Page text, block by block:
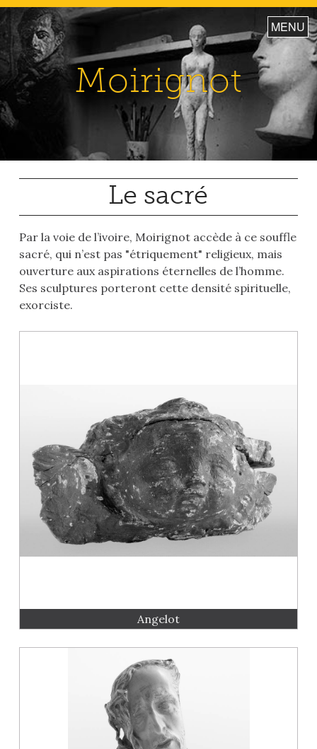
S
i
t
o
c
MENU
Moirignot
Le sacré
Par la voie de l’ivoire, Moirignot accède à ce souffle
sacré, qui n’est pas "étriquement" religieux, mais
ouverture aux aspirations éternelles de l’homme.
Ses sculptures porteront cette densité spirituelle,
exorciste.
Angelot